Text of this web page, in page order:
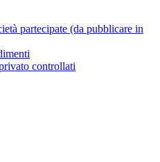
partecipate (da pubblicare in
controllati